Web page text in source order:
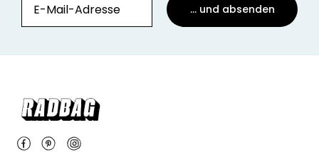
... und absenden